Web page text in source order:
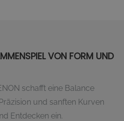
VON FORM UND
schafft eine Balance
und sanften Kurven
Entdecken ein.